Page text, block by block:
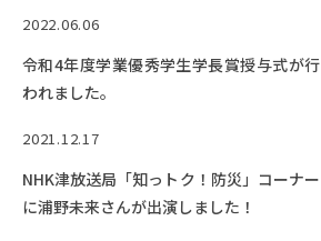
2022.06.06
令和4年度学業優秀学生学長賞授与式が行
われました。
2021.12.17
NHK津放送局「知っトク！防災」コーナー
に浦野未来さんが出演しました！